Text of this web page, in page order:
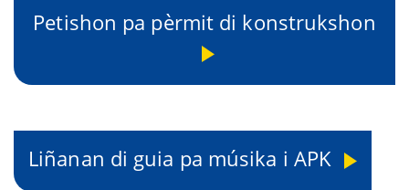
Petishon pa pèrmit di konstrukshon
Liñanan di guia pa músika i APK